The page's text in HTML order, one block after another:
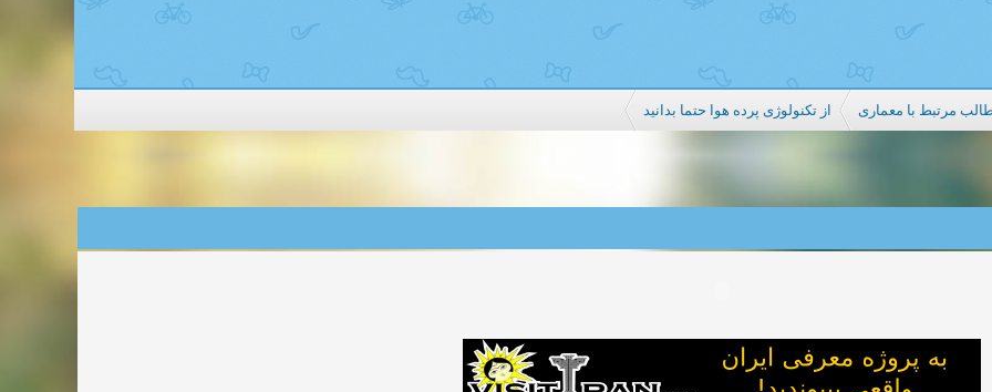
مرتبط با معماری از تکنولوژی پرده هوا حتما بدانید